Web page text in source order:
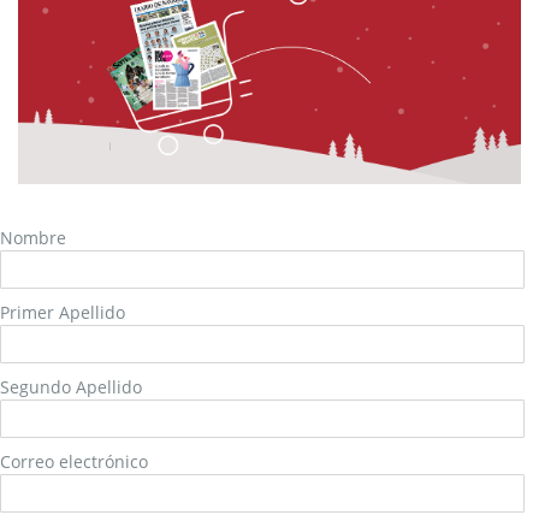
Nombre
Primer Apellido
Segundo Apellido
Correo electrónico